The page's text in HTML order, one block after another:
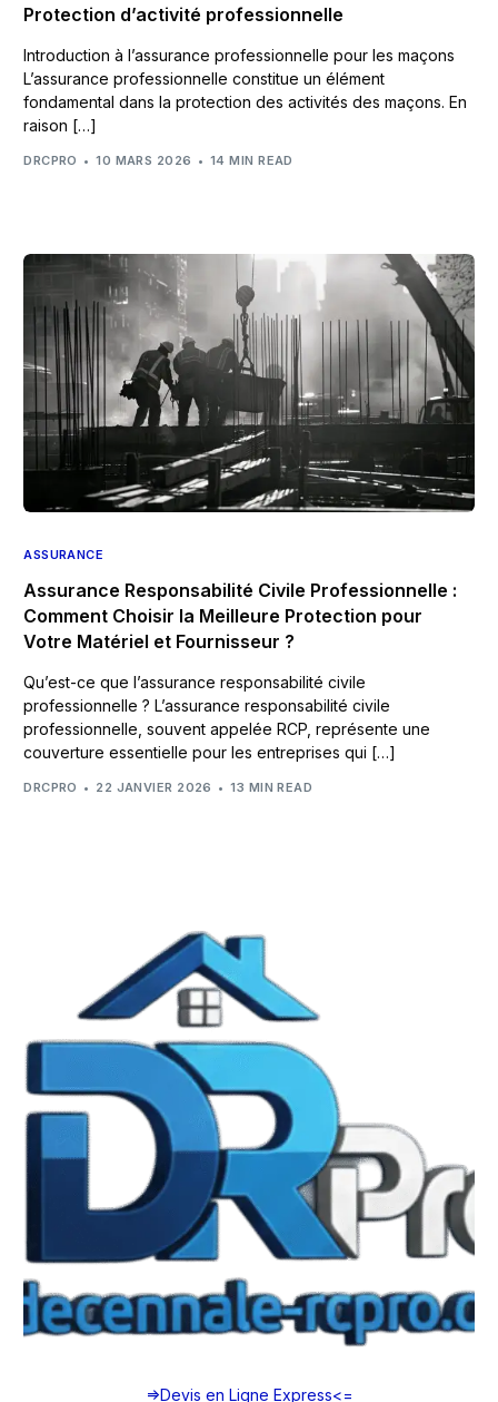
Protection d’activité professionnelle
Introduction à l’assurance professionnelle pour les maçons
L’assurance professionnelle constitue un élément
fondamental dans la protection des activités des maçons. En
raison […]
DRCPRO 10 MARS 2026 14 MIN READ
ASSURANCE
Assurance Responsabilité Civile Professionnelle :
Comment Choisir la Meilleure Protection pour
Votre Matériel et Fournisseur ?
Qu’est-ce que l’assurance responsabilité civile
professionnelle ? L’assurance responsabilité civile
professionnelle, souvent appelée RCP, représente une
couverture essentielle pour les entreprises qui […]
DRCPRO 22 JANVIER 2026 13 MIN READ
=>Devis en Ligne Express<=